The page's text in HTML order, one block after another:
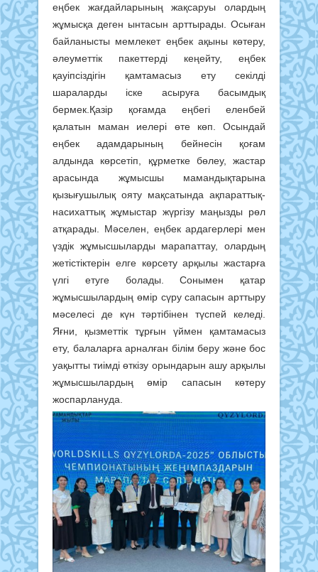
еңбек жағдайларының жақсаруы олардың
жұмысқа деген ынтасын арттырады. Осыған
байланысты мемлекет еңбек ақыны көтеру,
әлеуметтік пакеттерді кеңейту, еңбек
қауіпсіздігін қамтамасыз ету секілді
шараларды іске асыруға басымдық
бермек.Қазір қоғамда еңбегі еленбей
қалатын маман иелері өте көп. Осындай
еңбек адамдарының бейнесін қоғам
алдында көрсетіп, құрметке бөлеу, жастар
арасында жұмысшы мамандықтарына
қызығушылық ояту мақсатында ақпараттық-
насихаттық жұмыстар жүргізу маңызды рөл
атқарады. Мәселен, еңбек ардагерлері мен
үздік жұмысшыларды марапаттау, олардың
жетістіктерін елге көрсету арқылы жастарға
үлгі етуге болады. Сонымен қатар
жұмысшылардың өмір сүру сапасын арттыру
мәселесі де күн тәртібінен түспей келеді.
Яғни, қызметтік тұрғын үймен қамтамасыз
ету, балаларға арналған білім беру және бос
уақытты тиімді өткізу орындарын ашу арқылы
жұмысшылардың өмір сапасын көтеру
жоспарлануда.